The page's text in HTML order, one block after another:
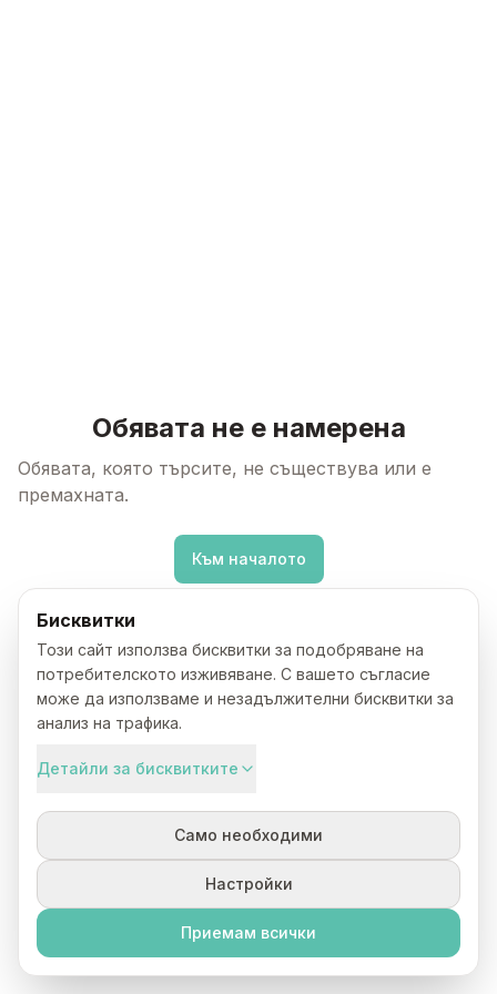
Обявата не е намерена
Обявата, която търсите, не съществува или е
премахната.
Към началото
Бисквитки
Този сайт използва бисквитки за подобряване на
потребителското изживяване. С вашето съгласие
може да използваме и незадължителни бисквитки за
анализ на трафика.
Детайли за бисквитките
Само необходими
Настройки
Приемам всички